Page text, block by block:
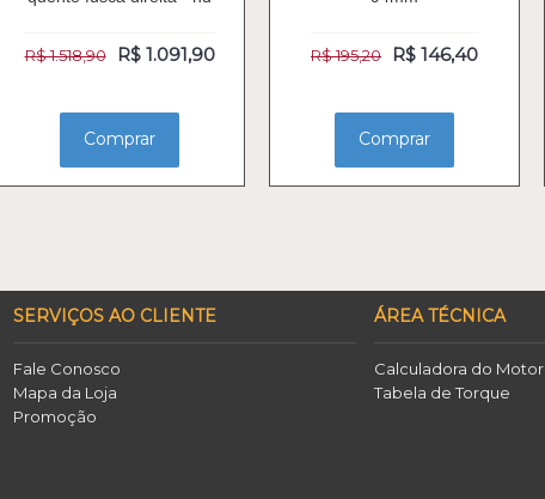
R$ 1.518,90 R$ 1.091,90
Comprar
R$ 195,20 R$ 146,40
Comprar
SERVIÇOS AO CLIENTE
Fale Conosco
Mapa da Loja
Promoção
ÁREA TÉCNICA
Calculadora do Motor
Tabela de Torque